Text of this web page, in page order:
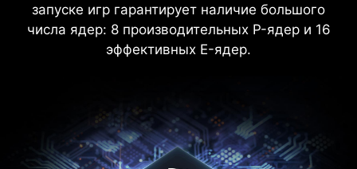
запуске игр гарантирует наличие большого
числа ядер: 8 производительных P-ядер и 16
эффективных E-ядер.